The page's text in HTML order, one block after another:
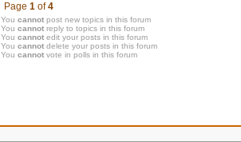
Page 1 of4
You cannot post new topics in this forum
You cannot reply to topics in this forum
You cannot edit your posts in this forum
You cannot delete your posts in this forum
You cannot vote in polls in this forum